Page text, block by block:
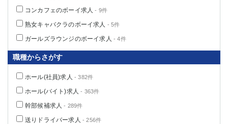
コンカフェのボーイ求人 - 9件
熟女キャバクラのボーイ求人 - 5件
ガールズラウンジのボーイ求人 - 4件
職種からさがす
ホール(社員)求人 - 382件
ホール(バイト)求人 - 363件
幹部候補求人 - 289件
送りドライバー求人 - 256件